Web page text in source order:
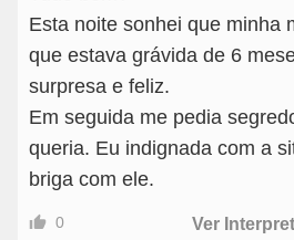
Esta noite sonhei que minha
que estava grávida de 6
surpresa e feliz.
Em seguida me pedia
queria. Eu indignada com a
briga com ele.
0 Ver